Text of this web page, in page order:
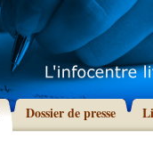
Dossier de presse